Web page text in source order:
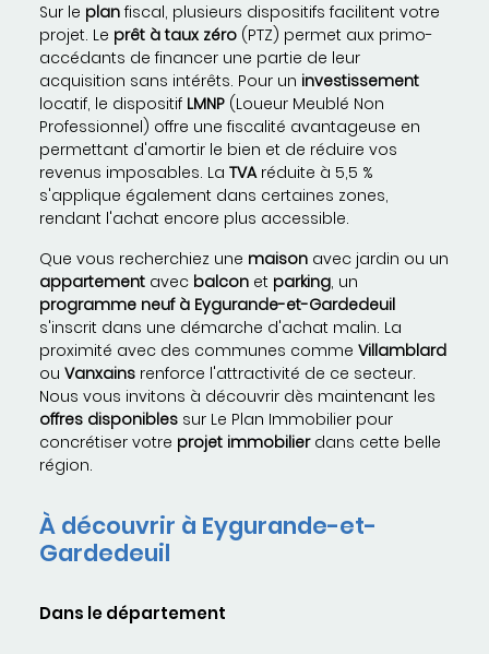
Sur le planfiscal, plusieurs dispositifs facilitent votre
projet. Le prêt à taux zéro (PTZ) permet aux primo-
accédants de financer une partie de leur
acquisition sans intérêts. Pour un investissement
locatif, le dispositif LMNP (Loueur Meublé Non
Professionnel) offre une fiscalité avantageuse en
permettant d'amortir le bien et de réduire vos
revenus imposables. La TVAréduite à 5,5 %
s'applique également dans certaines zones,
rendant l'achat encore plus accessible.
Que vous recherchiez une maison avec jardin ou un
appartement avec balcon et parking, un
programme neuf à Eygurande-et-Gardedeuil
s'inscrit dans une démarche d'achat malin. La
proximité avec des communes comme Villamblard
ou Vanxains renforce l'attractivité de ce secteur.
Nous vous invitons à découvrir dès maintenant les
offres disponibles sur Le Plan Immobilier pour
concrétiser votre projet immobilierdans cette belle
région.
À découvrir à Eygurande-et-
Gardedeuil
Dans le département